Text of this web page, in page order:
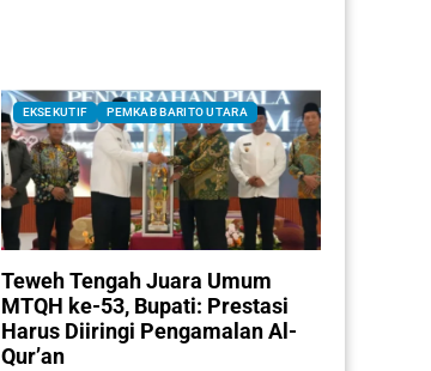
EKSEKUTIF PEMKAB BARITO UTARA
Teweh Tengah Juara Umum
MTQH ke-53, Bupati: Prestasi
Harus Diiringi Pengamalan Al-
Qur’an